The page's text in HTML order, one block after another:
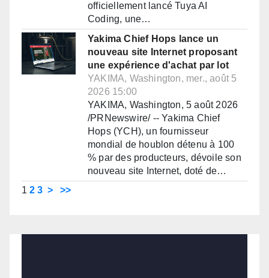
officiellement lancé Tuya AI
Coding, une…
Yakima Chief Hops lance un
nouveau site Internet proposant
une expérience d'achat par lot
YAKIMA, Washington, mer., août 5
2026 15:00
YAKIMA, Washington, 5 août 2026
/PRNewswire/ -- Yakima Chief
Hops (YCH), un fournisseur
mondial de houblon détenu à 100
% par des producteurs, dévoile son
nouveau site Internet, doté de…
1 2 3 > >>